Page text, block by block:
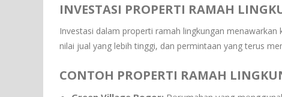
INVESTASI PROPERTI RAMAH
Investasi dalam properti ramah lingkungan
nilai jual yang lebih tinggi, dan permintaan yang terus
CONTOH PROPERTI RAMAH